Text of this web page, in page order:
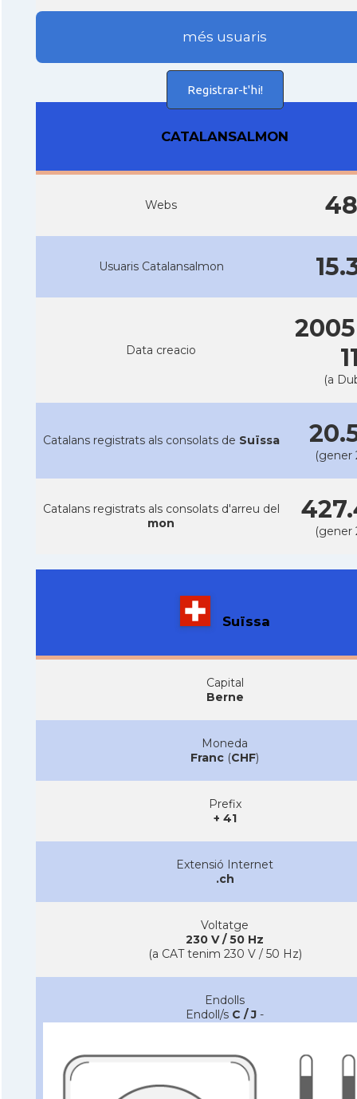
més usuaris
Registrar-t'hi!
CATALANSALMON
Webs
Usuaris Catalansalmon
Data creacio
(a
Catalans registrats als consolats de Suïssa
(gener
Catalans registrats als consolats d'arreu del
mon
(gener
Suïssa
Capital
Berne
Moneda
Franc (CHF)
Prefix
+ 41
Extensió Internet
.ch
Voltatge
230 V / 50 Hz
(a CAT tenim 230 V / 50 Hz)
Endolls
Endoll/s C / J -